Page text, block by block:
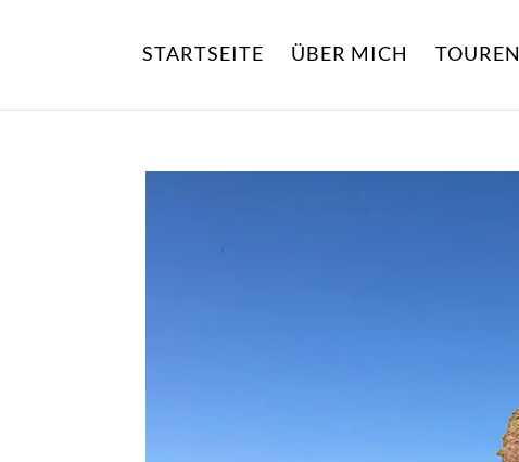
STARTSEITE ÜBER MICH TOUREN